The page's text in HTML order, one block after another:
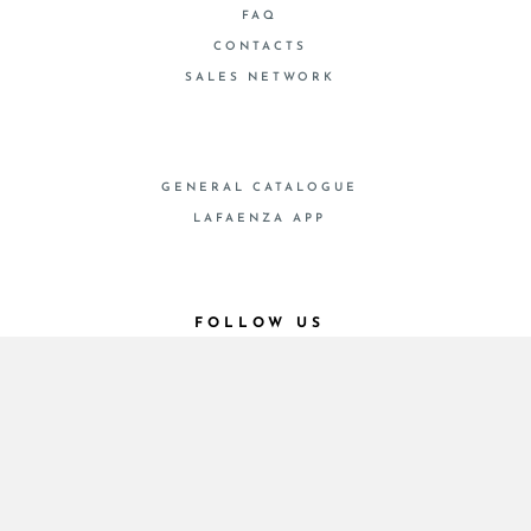
FAQ
CONTACTS
SALES NETWORK
GENERAL CATALOGUE
LAFAENZA APP
FOLLOW US